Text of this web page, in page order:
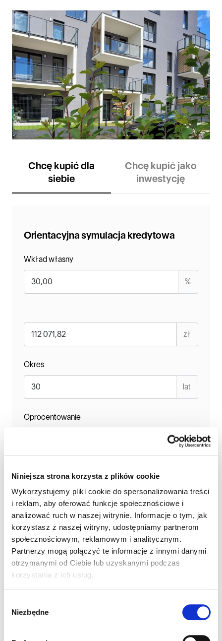
Niniejsza strona korzysta z plików cookie
Wykorzystujemy pliki cookie do spersonalizowania treści
i reklam, aby oferować funkcje społecznościowe i
analizować ruch w naszej witrynie. Informacje o tym, jak
korzystasz z naszej witryny, udostępniamy partnerom
społecznościowym, reklamowym i analitycznym.
Partnerzy mogą połączyć te informacje z innymi danymi
otrzymanymi od Ciebie lub uzyskanymi podczas
korzystania z ich usług.
zgody
Niezbędne
Chcę kupić dla
siebie
Chcę kupić jako
inwestycję
Orientacyjna symulacja kredytowa
Wkład własny
%
zł
Okres
lat
Oprocentowanie
1 952 zł
ZAMÓW KONTAKT Z DORADCĄ
W cenie nieruchomości nie jest zawarta cena garażu.
Wyliczenia dokonane za pomocą powyższego kalkulatora
mają charakter orientacyjny i przykładowy, a ostateczna
wartość możliwego do uzyskania kredytu, jego koszty i
poziomy prognozowanej raty kredytowej. W żadnym
ani usługa doradztwa. Warunki cenowe ustalane są